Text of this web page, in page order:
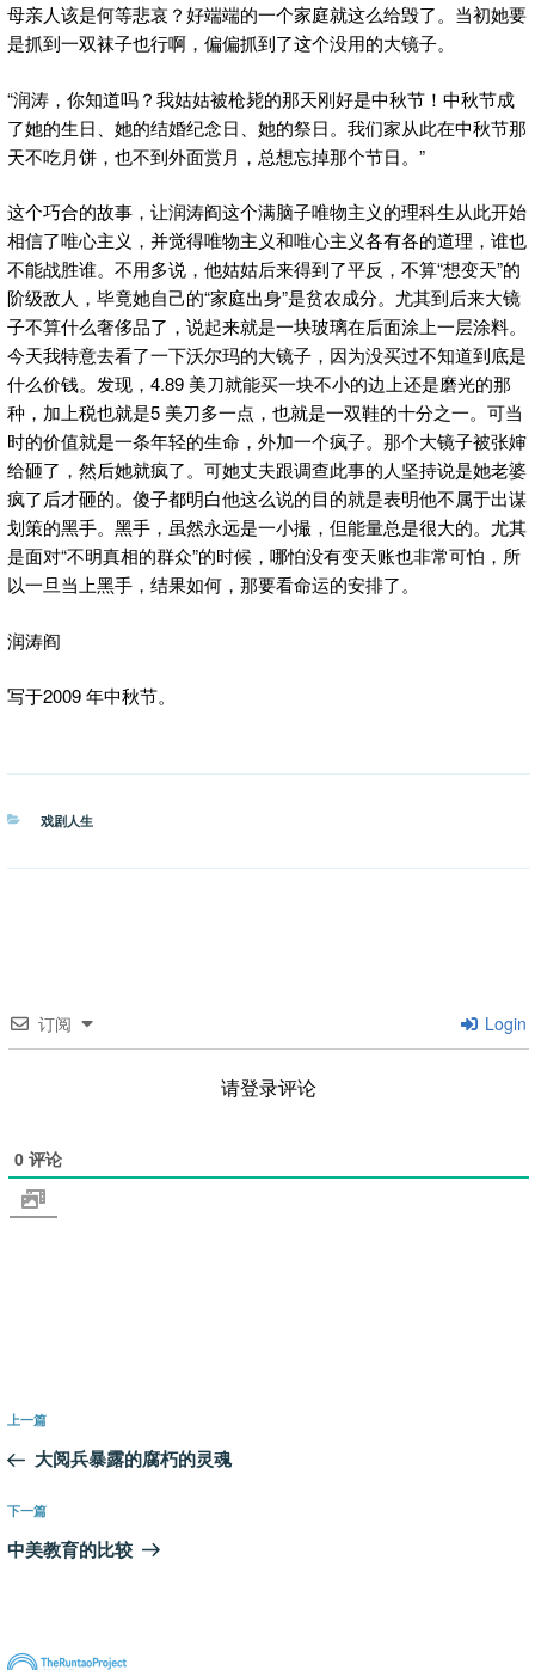
母亲人该是何等悲哀？好端端的一个家庭就这么给毁了。当初她要
是抓到一双袜子也行啊，偏偏抓到了这个没用的大镜子。
“润涛，你知道吗？我姑姑被枪毙的那天刚好是中秋节！中秋节成
了她的生日、她的结婚纪念日、她的祭日。我们家从此在中秋节那
天不吃月饼，也不到外面赏月，总想忘掉那个节日。”
这个巧合的故事，让润涛阎这个满脑子唯物主义的理科生从此开始
相信了唯心主义，并觉得唯物主义和唯心主义各有各的道理，谁也
不能战胜谁。不用多说，他姑姑后来得到了平反，不算“想变天”的
阶级敌人，毕竟她自己的“家庭出身”是贫农成分。尤其到后来大镜
子不算什么奢侈品了，说起来就是一块玻璃在后面涂上一层涂料。
今天我特意去看了一下沃尔玛的大镜子，因为没买过不知道到底是
什么价钱。发现，4.89 美刀就能买一块不小的边上还是磨光的那
种，加上税也就是5 美刀多一点，也就是一双鞋的十分之一。可当
时的价值就是一条年轻的生命，外加一个疯子。那个大镜子被张婶
给砸了，然后她就疯了。可她丈夫跟调查此事的人坚持说是她老婆
疯了后才砸的。傻子都明白他这么说的目的就是表明他不属于出谋
划策的黑手。黑手，虽然永远是一小撮，但能量总是很大的。尤其
是面对“不明真相的群众”的时候，哪怕没有变天账也非常可怕，所
以一旦当上黑手，结果如何，那要看命运的安排了。
润涛阎
写于2009 年中秋节。
分
戏剧人生
订阅 Login
请登录评论
0 评论
文
导
航
上
一
文
章
上一篇
大阅兵暴露的腐朽的灵魂
下
一
下一篇
中美教育的比较